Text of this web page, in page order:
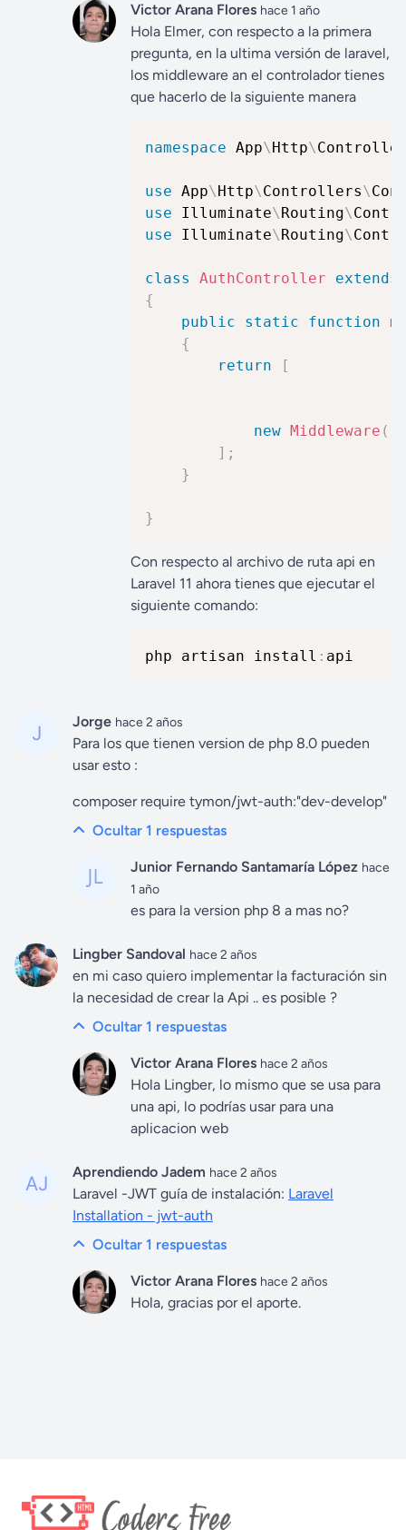
Victor Arana Flores hace 1 año
Hola Elmer, con respecto a la primera
pregunta, en la ultima versión de laravel,
los middleware an el controlador tienes
que hacerlo de la siguiente manera
namespace App\Http\
use App\Http\Controllers\
use
Illuminate\Routing\
use
Illuminate\Routing\
class AuthController
extends
{
public
static function
{
return
[
new Middleware (
] ;
}
}
Con respecto al archivo de ruta api en
Laravel 11 ahora tienes que ejecutar el
siguiente comando:
php artisan install : api
Jorge hace 2 años
Para los que tienen version de php 8.0 pueden
usar esto :
composer require tymon/jwt-auth:"dev-develop"
Ocultar 1 respuestas
Junior Fernando Santamaría López hace
1 año
es para la version php 8 a mas no?
Lingber Sandoval hace 2 años
en mi caso quiero implementar la facturación sin
la necesidad de crear la Api .. es posible ?
Ocultar 1 respuestas
Victor Arana Flores hace 2 años
Hola Lingber, lo mismo que se usa para
una api, lo podrías usar para una
aplicacion web
Aprendiendo Jadem hace 2 años
Laravel -JWT guía de instalación: Laravel
Installation - jwt-auth
Ocultar 1 respuestas
Victor Arana Flores hace 2 años
Hola, gracias por el aporte.